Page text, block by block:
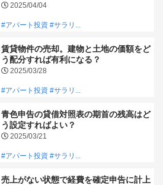
2025/04/04
#アパート投資 #サラリ...
賃貸物件の売却。建物と土地の価額をど
う配分すれば有利になる？
2025/03/28
#アパート投資 #サラリ...
青色申告の貸借対照表の期首の残高はど
う設定すればよい？
2025/03/21
#アパート投資 #サラリ...
売上がない状態で経費を確定申告に計上